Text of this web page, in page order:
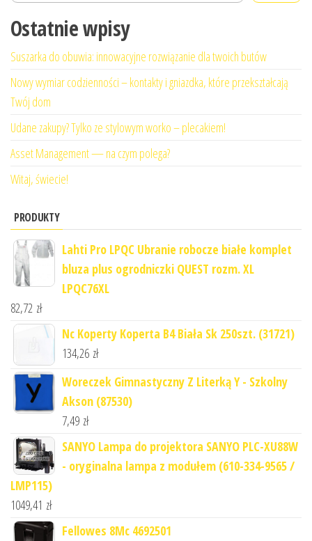
Ostatnie wpisy
Suszarka do obuwia: innowacyjne rozwiązanie dla twoich butów
Nowy wymiar codzienności – kontakty i gniazdka, które przekształcają
Twój dom
Udane zakupy? Tylko ze stylowym worko – plecakiem!
Asset Management — na czym polega?
Witaj, świecie!
PRODUKTY
Lahti Pro LPQC Ubranie robocze białe komplet
bluza plus ogrodniczki QUEST rozm. XL
LPQC76XL
82,72 zł
Nc Koperty Koperta B4 Biała Sk 250szt. (31721)
134,26 zł
Woreczek Gimnastyczny Z Literką Y - Szkolny
Akson (87530)
7,49 zł
SANYO Lampa do projektora SANYO PLC-XU88W
- oryginalna lampa z modułem (610-334-9565 /
LMP115)
1049,41 zł
Fellowes 8Mc 4692501